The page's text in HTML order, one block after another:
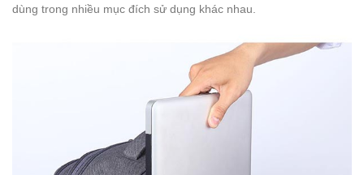
dùng trong nhiều mục đích sử dụng khác nhau.